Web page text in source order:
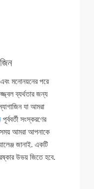
মনোনয়নের পরে
ব্যর্থতার জন্য
যা আমরা
পূর্ববর্তী সংস্করণের
সময় আমরা আপনাকে
জানাই. একটি
উভয় জিতে হবে.